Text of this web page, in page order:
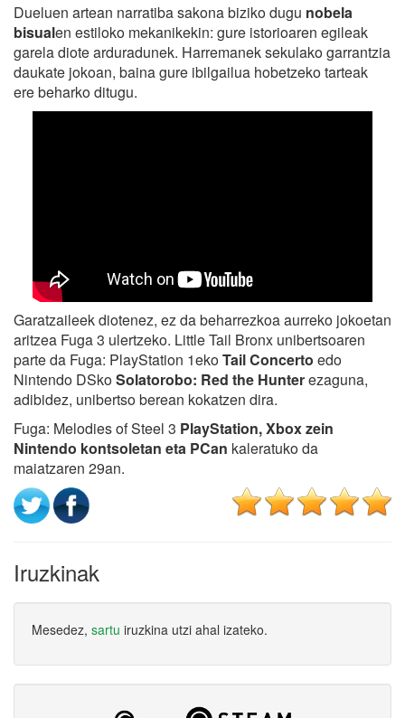
Dueluen artean narratiba sakona biziko dugu nobela
bisualen estiloko mekanikekin: gure istorioaren egileak
garela diote arduradunek. Harremanek sekulako garrantzia
daukate jokoan, baina gure ibilgailua hobetzeko tarteak
ere beharko ditugu.
Garatzaileek diotenez, ez da beharrezkoa aurreko jokoetan
aritzea Fuga 3 ulertzeko. Little Tail Bronx unibertsoaren
parte da Fuga: PlayStation 1ekoTail Concerto edo
Nintendo DSkoSolatorobo: Red the Hunterezaguna,
adibidez, unibertso berean kokatzen dira.
Fuga: Melodies of Steel 3 PlayStation, Xbox zein
Nintendo kontsoletan eta PCan kaleratuko da
maiatzaren 29an.
Iruzkinak
Mesedez, sartu iruzkina utzi ahal izateko.